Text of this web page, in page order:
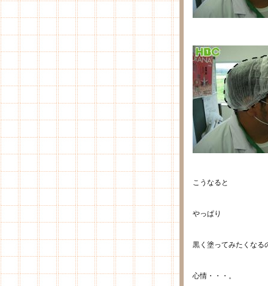
こうなると
やっぱり
黒く塗ってみたくなる
心情・・・。